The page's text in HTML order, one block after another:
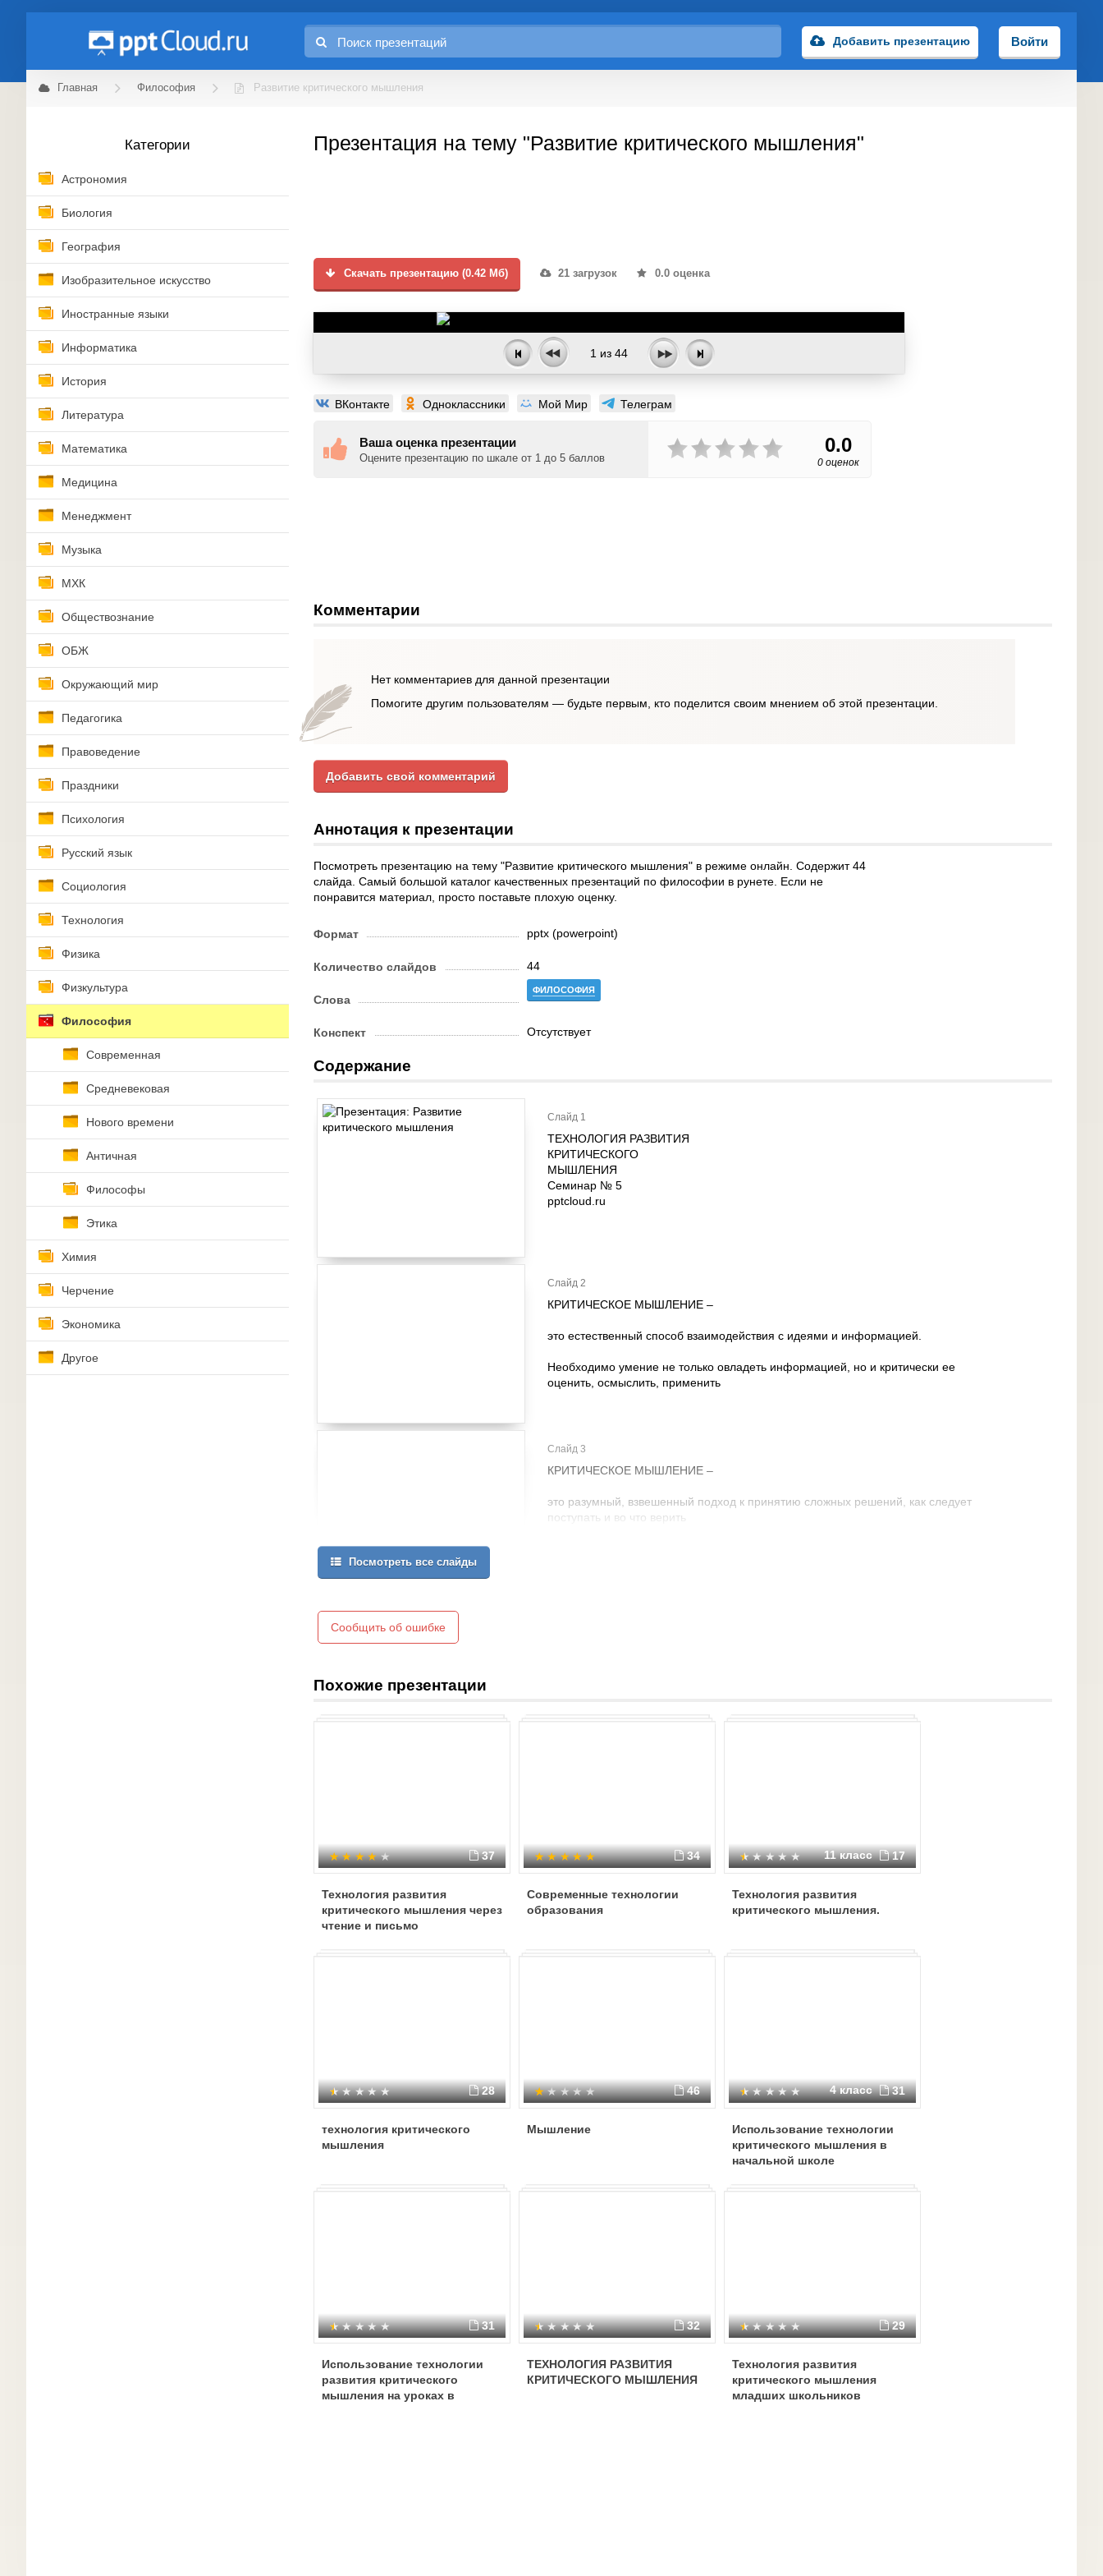
Добавить презентацию Войти
Главная Философия Развитие критического мышления
Категории
Астрономия
Биология
География
Изобразительное искусство
Иностранные языки
Информатика
История
Литература
Математика
Медицина
Менеджмент
Музыка
МХК
Обществознание
ОБЖ
Окружающий мир
Педагогика
Правоведение
Праздники
Психология
Русский язык
Социология
Технология
Физика
Физкультура
Философия
Современная
Средневековая
Нового времени
Античная
Философы
Этика
Химия
Черчение
Экономика
Другое
Презентация на тему "Развитие критического мышления"
Скачать презентацию (0.42 Мб) 21 загрузок 0.0 оценка
1 из 44
ВКонтакте Одноклассники Мой Мир Телеграм
Ваша оценка презентации
Оцените презентацию по шкале от 1 до 5 баллов
0.0
0 оценок
Комментарии
Нет комментариев для данной презентации
Помогите другим пользователям — будьте первым, кто поделится своим мнением об этой презентации.
Добавить свой комментарий
Аннотация к презентации
Посмотреть презентацию на тему "Развитие критического мышления" в режиме онлайн. Содержит 44
слайда. Самый большой каталог качественных презентаций по философии в рунете. Если не
понравится материал, просто поставьте плохую оценку.
Формат pptx (powerpoint)
Количество слайдов 44
Слова
ФИЛОСОФИЯ
Конспект Отсутствует
Содержание
Слайд 1
ТЕХНОЛОГИЯ РАЗВИТИЯ
КРИТИЧЕСКОГО
МЫШЛЕНИЯ
Семинар № 5
pptcloud.ru
Слайд 2
КРИТИЧЕСКОЕ МЫШЛЕНИЕ –
это естественный способ взаимодействия с идеями и информацией.
Необходимо умение не только овладеть информацией, но и критически ее
оценить, осмыслить, применить
Слайд 3
КРИТИЧЕСКОЕ МЫШЛЕНИЕ –
это разумный, взвешенный подход к принятию сложных решений, как следует
поступать и во что верить
Посмотреть все слайды
Сообщить об ошибке
Похожие презентации
37
Технология развития
критического мышления через
чтение и письмо
34
Современные технологии
образования
11 класс 17
Технология развития
критического мышления.
28
технология критического
мышления
46
Мышление
4 класс 31
Использование технологии
критического мышления в
начальной школе
31
Использование технологии
развития критического
мышления на уроках в
32
ТЕХНОЛОГИЯ РАЗВИТИЯ
КРИТИЧЕСКОГО МЫШЛЕНИЯ
29
Технология развития
критического мышления
младших школьников